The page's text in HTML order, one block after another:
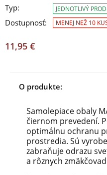
Typ:
Dostupnosť:
JEDNOTLIVÝ
MENEJ NEŽ 10
11,95 €
O produkte:
Samolepiace obaly
čiernom prevedení.
optimálnu ochranu
prostredia. Sú
zabraňuje odrazu
a rôznych